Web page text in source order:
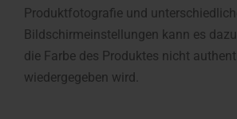
Produktfotografie und
Bildschirmeinstellungen kann es
die Farbe des Produktes nicht
wiedergegeben wird.